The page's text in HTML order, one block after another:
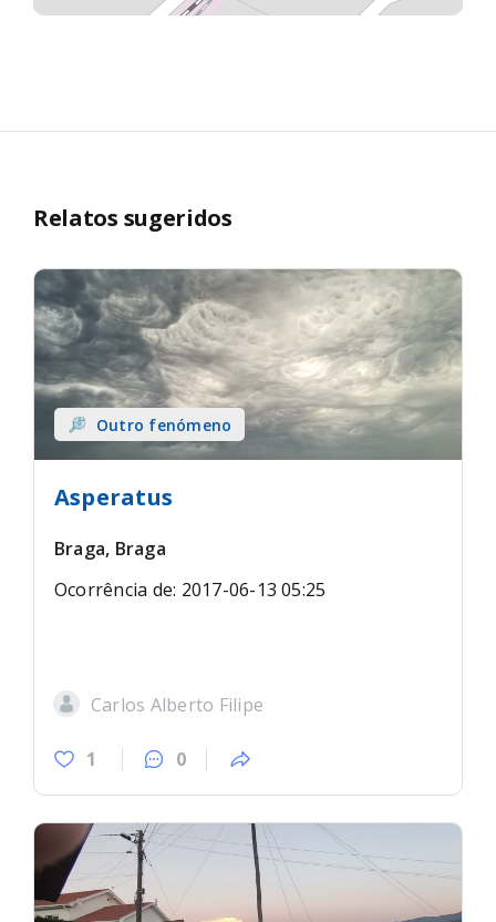
Relatos sugeridos
Outro fenómeno
Asperatus
Braga, Braga
Ocorrência de: 2017-06-13 05:25
Carlos Alberto Filipe
1 0